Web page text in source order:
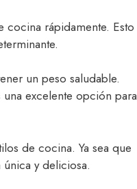
rápidamente. Esto
un peso saludable.
excelente opción para
de cocina. Ya sea que
y deliciosa.